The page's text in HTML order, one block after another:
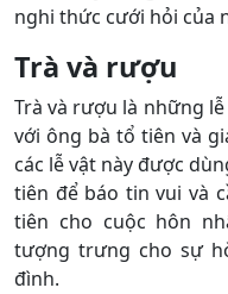
nghi thức cưới hỏi của
Trà và rượu
Trà và rượu là những
với ông bà tổ tiên và
các lễ vật này được
tiên để báo tin vui và
tiên cho cuộc hôn
tượng trưng cho sự
đình.